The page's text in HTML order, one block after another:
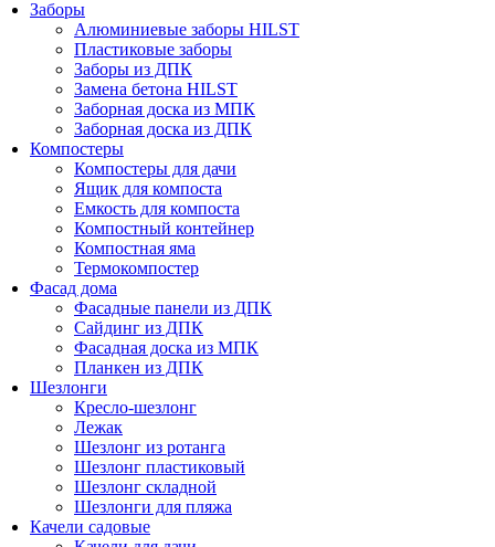
Заборы
Алюминиевые заборы HILST
Пластиковые заборы
Заборы из ДПК
Замена бетона HILST
Заборная доска из МПК
Заборная доска из ДПК
Компостеры
Компостеры для дачи
Ящик для компоста
Емкость для компоста
Компостный контейнер
Компостная яма
Термокомпостер
Фасад дома
Фасадные панели из ДПК
Сайдинг из ДПК
Фасадная доска из МПК
Планкен из ДПК
Шезлонги
Кресло-шезлонг
Лежак
Шезлонг из ротанга
Шезлонг пластиковый
Шезлонг складной
Шезлонги для пляжа
Качели садовые